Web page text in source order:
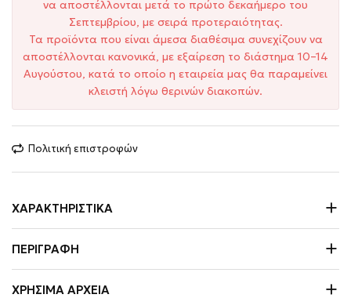
να αποστέλλονται μετά το πρώτο δεκαήμερο του
Σεπτεμβρίου, με σειρά προτεραιότητας.
Τα προϊόντα που είναι άμεσα διαθέσιμα συνεχίζουν να
αποστέλλονται κανονικά, με εξαίρεση το διάστημα 10–14
Αυγούστου, κατά το οποίο η εταιρεία μας θα παραμείνει
κλειστή λόγω θερινών διακοπών.
Πολιτική επιστροφών
ΧΑΡΑΚΤΗΡΙΣΤΙΚΆ
ΠΕΡΙΓΡΑΦΉ
ΧΡΉΣΙΜΑ ΑΡΧΕΊΑ